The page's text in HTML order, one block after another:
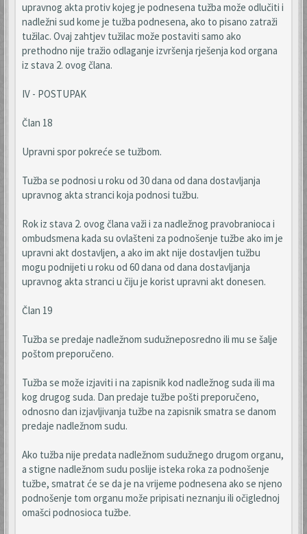
upravnog akta protiv kojeg je podnesena tužba može odlučiti i
nadležni sud kome je tužba podnesena, ako to pisano zatraži
tužilac. Ovaj zahtjev tužilac može postaviti samo ako
prethodno nije tražio odlaganje izvršenja rješenja kod organa
iz stava 2. ovog člana.
IV - POSTUPAK
Član 18
Upravni spor pokreće se tužbom.
Tužba se podnosi u roku od 30 dana od dana dostavljanja
upravnog akta stranci koja podnosi tužbu.
Rok iz stava 2. ovog člana važi i za nadležnog pravobranioca i
ombudsmena kada su ovlašteni za podnošenje tužbe ako im je
upravni akt dostavljen, a ako im akt nije dostavljen tužbu
mogu podnijeti u roku od 60 dana od dana dostavljanja
upravnog akta stranci u čiju je korist upravni akt donesen.
Član 19
Tužba se predaje nadležnom sudužneposredno ili mu se šalje
poštom preporučeno.
Tužba se može izjaviti i na zapisnik kod nadležnog suda ili ma
kog drugog suda. Dan predaje tužbe pošti preporučeno,
odnosno dan izjavljivanja tužbe na zapisnik smatra se danom
predaje nadležnom sudu.
Ako tužba nije predata nadležnom sudužnego drugom organu,
a stigne nadležnom sudu poslije isteka roka za podnošenje
tužbe, smatrat će se da je na vrijeme podnesena ako se njeno
podnošenje tom organu može pripisati neznanju ili očiglednoj
omašci podnosioca tužbe.